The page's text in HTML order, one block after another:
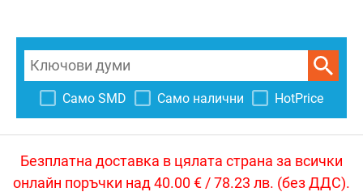
Само SMD Само налични HotPrice
Безплатна доставка в цялата страна за всички
онлайн поръчки над 40.00 € / 78.23 лв. (без ДДС).